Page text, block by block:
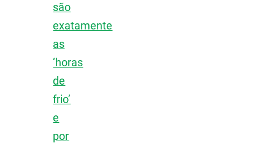
são
exatamente
as
‘horas
de
frio’
e
por